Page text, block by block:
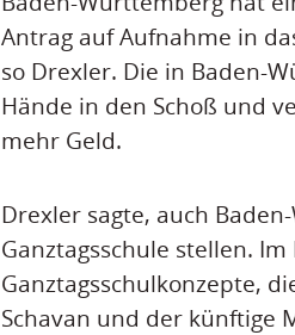
Antrag auf Aufnahme in
so Drexler. Die in Baden-
Hände in den Schoß und
mehr Geld.
Drexler sagte, auch
Ganztagsschule stellen.
Ganztagsschulkonzepte,
Schavan und der künftige